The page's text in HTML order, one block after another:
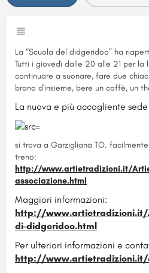
La “Scuola del didgeridoo” ha
Tutti i giovedì dalle 20 alle 21 per la
continuare a suonare, fare due
brano d'insieme, bere un caffè, un
La nuova e più accogliente
si trova a Garzigliana TO.
treno:
http://www.artietradizioni.it/
associazione.html
Maggiori informazioni:
http://
di-didgeridoo.html
Per ulteriori informazioni e
http://www.artietradizioni.it/